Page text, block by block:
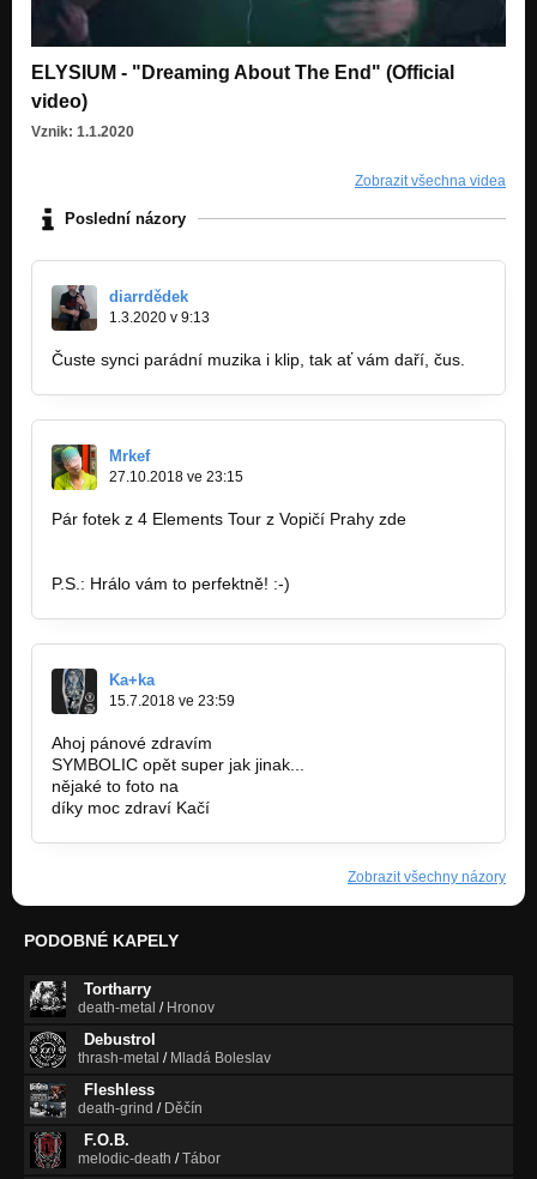
ELYSIUM - "Dreaming About The End" (Official
video)
Vznik: 1.1.2020
Zobrazit všechna videa
Poslední názory
diarrdědek
1.3.2020 v 9:13
Čuste synci parádní muzika i klip, tak ať vám daří, čus.
Mrkef
27.10.2018 ve 23:15
Pár fotek z 4 Elements Tour z Vopičí Prahy zde
P.S.: Hrálo vám to perfektně! :-)
Ka+ka
15.7.2018 ve 23:59
Ahoj pánové zdravím
SYMBOLIC opět super jak jinak...
nějaké to foto na
díky moc zdraví Kačí
Zobrazit všechny názory
PODOBNÉ KAPELY
Tortharry
death-metal / Hronov
Debustrol
thrash-metal / Mladá Boleslav
Fleshless
death-grind / Děčín
F.O.B.
melodic-death /Tábor